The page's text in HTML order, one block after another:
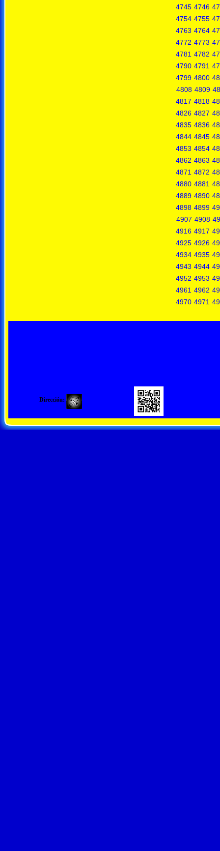
4745 4746
4754 4755
4763 4764
4772 4773
4781 4782
4790 4791
4799 4800
4808 4809
4817 4818
4826 4827
4835 4836
4844 4845
4853 4854
4862 4863
4871 4872
4880 4881
4889 4890
4898 4899
4907 4908
4916 4917
4925 4926
4934 4935
4943 4944
4952 4953
4961 4962
4970 4971
Dirección: